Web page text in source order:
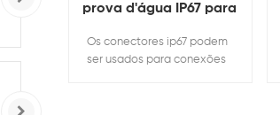
prova d'água IP67 para
Os conectores ip67 podem
ser usados ​​para conexões